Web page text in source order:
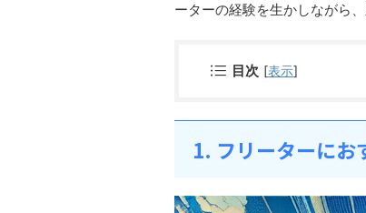
ーターの経験を生かしながら
目次 [表示]
1. フリーターにお